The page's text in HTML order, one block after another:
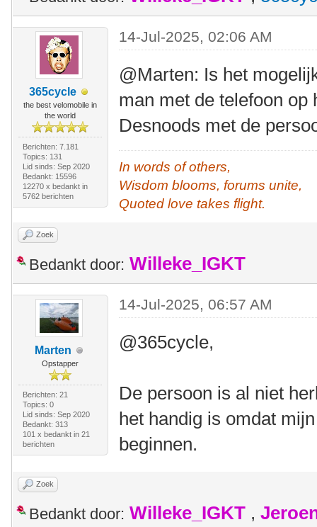
365cycle
the best velomobile in
the world
Berichten: 7.181
Topics: 131
Lid sinds: Sep 2020
Bedankt: 15596
12270 x bedankt in
5762 berichten
14-Jul-2025, 02:06 AM
@Marten: Is het
man met de telefoon op
Desnoods met de
In words of others,
Wisdom blooms, forums unite,
Quoted love takes flight.
Zoek
Bedankt door: Willeke_IGKT
Marten
Opstapper
Berichten: 21
Topics: 0
Lid sinds: Sep 2020
Bedankt: 313
101 x bedankt in 21
berichten
14-Jul-2025, 06:57 AM
@365cycle,
De persoon is al niet
het handig is omdat
beginnen.
Zoek
Bedankt door: Willeke_IGKT ,